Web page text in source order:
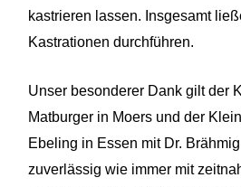
kastrieren lassen. Insgesamt
Kastrationen durchführen.
Unser besonderer Dank gilt der
Matburger in Moers und der
Ebeling in Essen mit Dr.
zuverlässig wie immer mit